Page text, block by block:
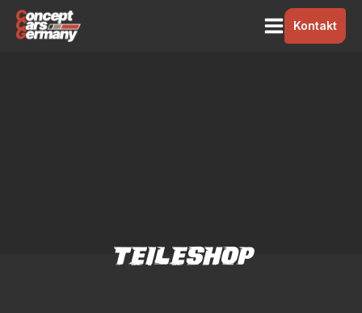
Kontakt
TEILESHOP